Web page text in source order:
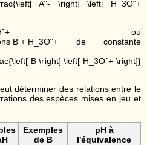
ou
de constante
déterminer des relations entre le
des espèces mises en jeu et
Exemples
de B
pH à
l'équivalence